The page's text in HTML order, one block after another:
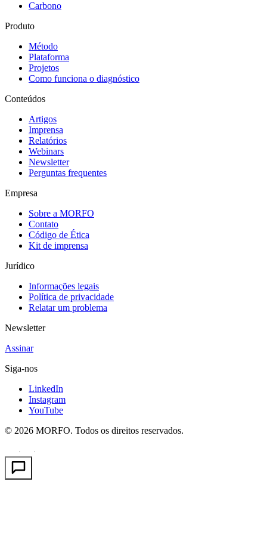
Carbono
Produto
Método
Plataforma
Projetos
Como funciona o diagnóstico
Conteúdos
Artigos
Imprensa
Relatórios
Webinars
Newsletter
Perguntas frequentes
Empresa
Sobre a MORFO
Contato
Código de Ética
Kit de imprensa
Jurídico
Informações legais
Política de privacidade
Relatar um problema
Newsletter
Assinar
Siga-nos
LinkedIn
Instagram
YouTube
© 2026 MORFO. Todos os direitos reservados.
· ·